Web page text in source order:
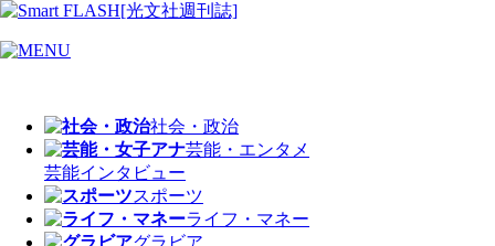
社会・政治
芸能・エンタメ
芸能インタビュー
スポーツ
ライフ・マネー
グラビア